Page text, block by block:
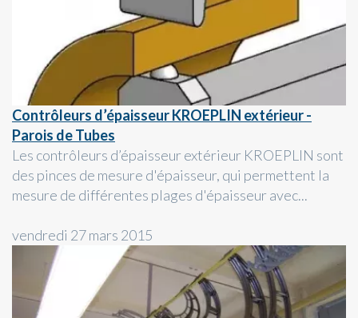
Contrôleurs d’épaisseur KROEPLIN extérieur -
Parois de Tubes
Les contrôleurs d’épaisseur extérieur KROEPLIN sont
des pinces de mesure d'épaisseur, qui permettent la
mesure de différentes plages d'épaisseur avec...
vendredi 27 mars 2015